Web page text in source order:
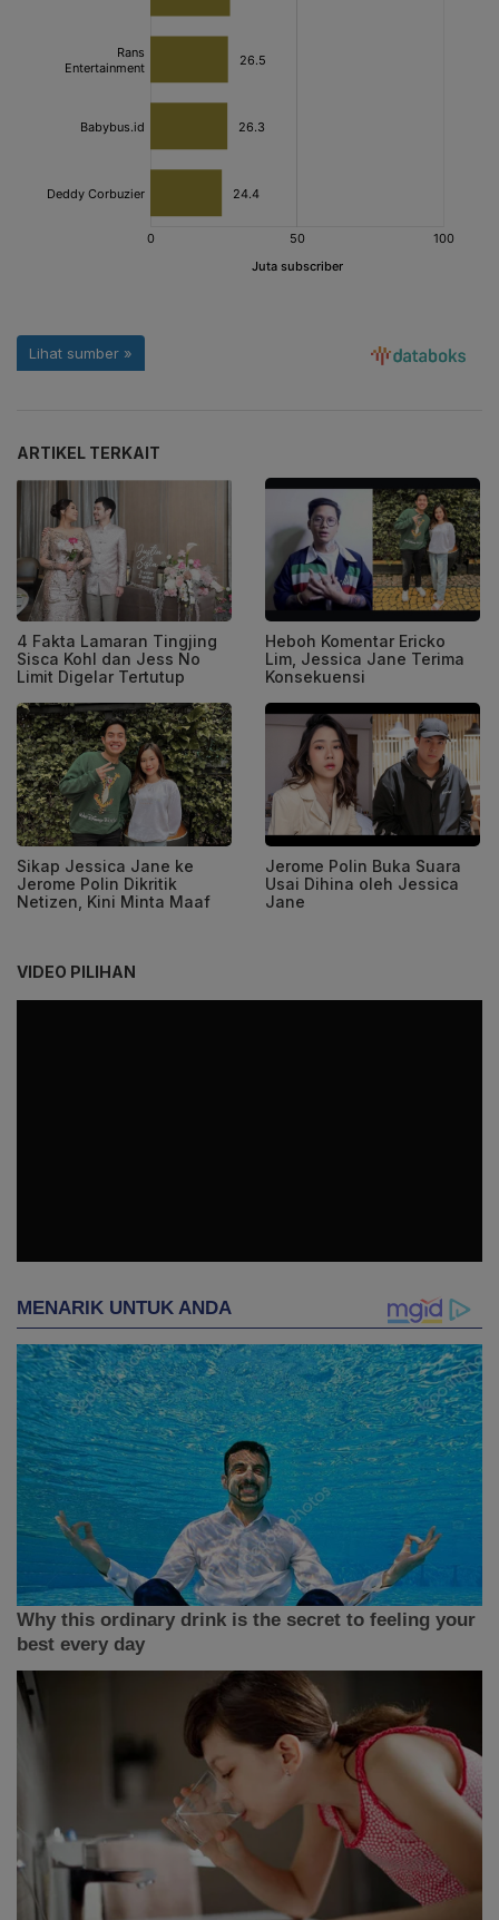
ARTIKEL TERKAIT
4 Fakta Lamaran Tingjing
Sisca Kohl dan Jess No
Limit Digelar Tertutup
Heboh Komentar Ericko
Lim, Jessica Jane Terima
Konsekuensi
Sikap Jessica Jane ke
Jerome Polin Dikritik
Netizen, Kini Minta Maaf
Jerome Polin Buka Suara
Usai Dihina oleh Jessica
Jane
VIDEO PILIHAN